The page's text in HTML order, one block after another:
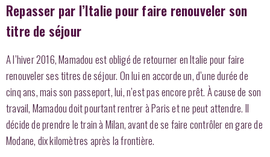
Repasser par l’Italie pour faire renouveler son
titre de séjour
A l’hiver 2016, Mamadou est obligé de retourner en Italie pour faire
renouveler ses titres de séjour. On lui en accorde un, d’une durée de
cinq ans, mais son passeport, lui, n’est pas encore prêt. À cause de son
travail, Mamadou doit pourtant rentrer à Paris et ne peut attendre. Il
décide de prendre le train à Milan, avant de se faire contrôler en gare de
Modane, dix kilomètres après la frontière.